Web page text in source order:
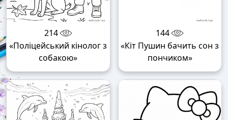
214
«Поліцейський кінолог з
собакою»
144
«Кіт Пушин бачить сон з
пончиком»